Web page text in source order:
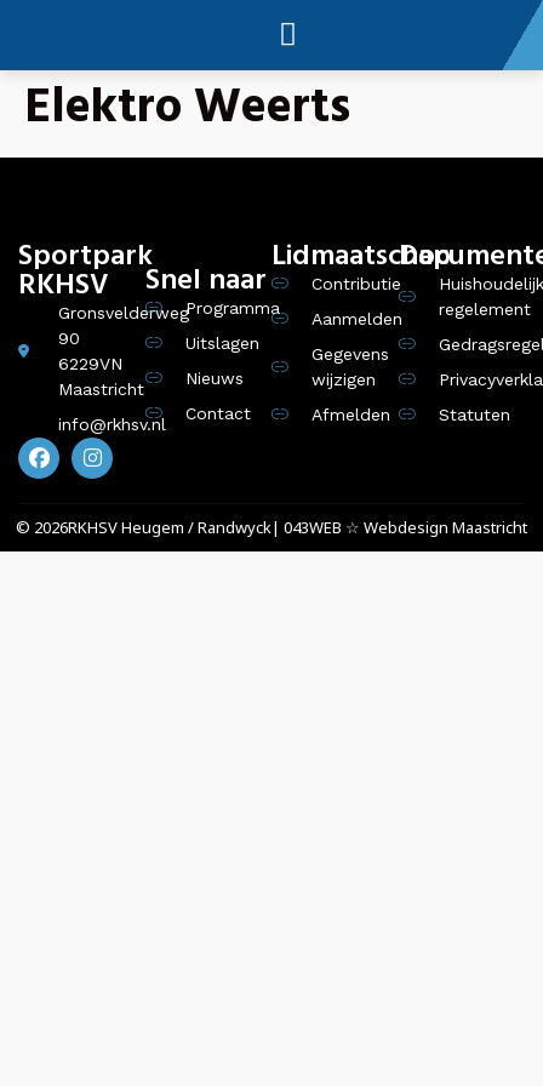
Elektro Weerts
Sportpark
RKHSV
Gronsvelderweg
90
6229VN
Maastricht
info@rkhsv.nl
Snel naar
Programma
Uitslagen
Nieuws
Contact
Lidmaatschap
Contributie
Aanmelden
Gegevens
wijzigen
Afmelden
Huishoudelijk
regelement
Statuten
© 2026RKHSV Heugem / Randwyck| 043WEB ☆ Webdesign Maastricht